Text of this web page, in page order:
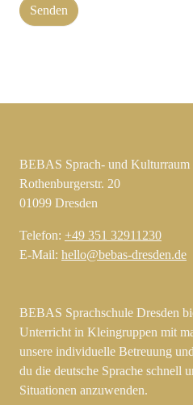
Senden
BEBAS Sprach- und Kulturraum
Rothenburgerstr. 20
01099 Dresden
Telefon: +49 351 32911230
E-Mail: hello@bebas-dresden.de
BEBAS Sprachschule Dresden
Unterricht in Kleingruppen mit
unsere individuelle Betreuung
du die deutsche Sprache schnell
Situationen anzuwenden.